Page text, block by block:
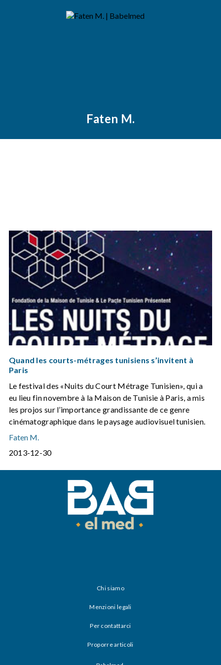
Faten M.
Quand les courts-métrages tunisiens s’invitent à
Paris
Le festival des «Nuits du Court Métrage Tunisien», qui a
eu lieu fin novembre à la Maison de Tunisie à Paris, a mis
les projos sur l’importance grandissante de ce genre
cinématographique dans le paysage audiovisuel tunisien.
Faten M.
2013-12-30
Chi siamo
Menzioni legali
Per contattarci
Proporre articoli